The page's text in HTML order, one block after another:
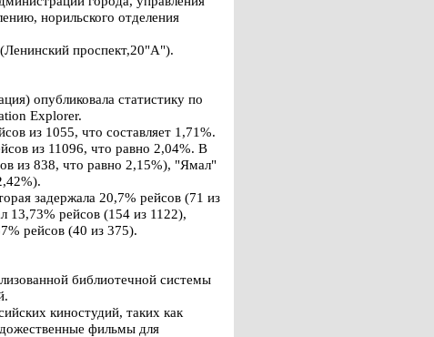
норильского отделения
проспект,20"А").
опубликовала статистику по
Explorer.
из 1055, что составляет 1,71%.
из 11096, что равно 2,04%. В
из 838, что равно 2,15%), "Ямал"
задержала 20,7% рейсов (71 из
13,73% рейсов (154 из 1122),
рейсов (40 из 375).
библиотечной системы
киностудий, таких как
фильмы для